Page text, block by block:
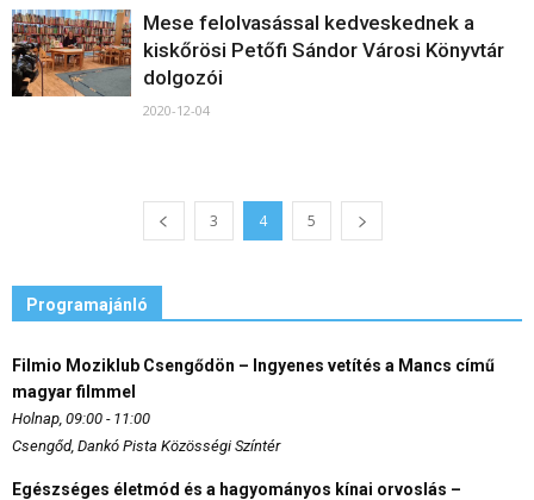
Mese felolvasással kedveskednek a
kiskőrösi Petőfi Sándor Városi Könyvtár
dolgozói
2020-12-04
3 4 5
Programajánló
Filmio Moziklub Csengődön – Ingyenes vetítés a Mancs című
magyar filmmel
Holnap, 09:00 - 11:00
Csengőd, Dankó Pista Közösségi Színtér
Egészséges életmód és a hagyományos kínai orvoslás –